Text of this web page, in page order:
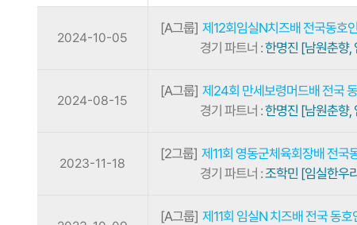
2024-10-05
[A그룹] 제12회임실N치즈배 전국동호
경기 파트너 :한명진 [남원춘향,
2024-08-15
[A그룹] 제24회 만세보령머드배 전국
경기 파트너 :한명진 [남원춘향,
2023-11-18
[2그룹] 제11회 영동군체육회장배 전국
경기 파트너 :조학민 [임실한우
[A그룹] 제11회 임실N 치즈배 전국 동